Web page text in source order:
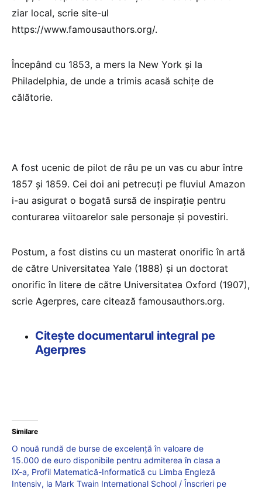
ziar local, scrie site-ul
https://www.famousauthors.org/.
Începând cu 1853, a mers la New York şi la
Philadelphia, de unde a trimis acasă schiţe de
călătorie.
A fost ucenic de pilot de râu pe un vas cu abur între
1857 şi 1859. Cei doi ani petrecuţi pe fluviul Amazon
i-au asigurat o bogată sursă de inspiraţie pentru
conturarea viitoarelor sale personaje şi povestiri.
Postum, a fost distins cu un masterat onorific în artă
de către Universitatea Yale (1888) şi un doctorat
onorific în litere de către Universitatea Oxford (1907),
scrie Agerpres, care citează famousauthors.org.
Citește documentarul integral pe
Agerpres
Similare
O nouă rundă de burse de excelență în valoare de
15.000 de euro disponibile pentru admiterea în clasa a
IX-a, Profil Matematică-Informatică cu Limba Engleză
Intensiv, la Mark Twain International School / Înscrieri pe